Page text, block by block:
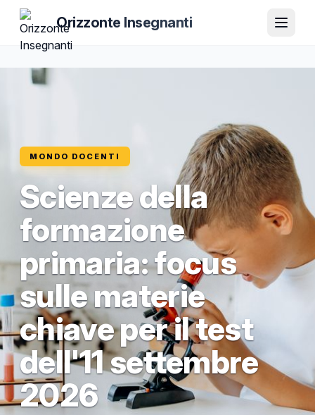
Orizzonte Insegnanti
MONDO DOCENTI
Scienze della
formazione
primaria: focus
sulle materie
chiave per il test
dell'11 settembre
2026